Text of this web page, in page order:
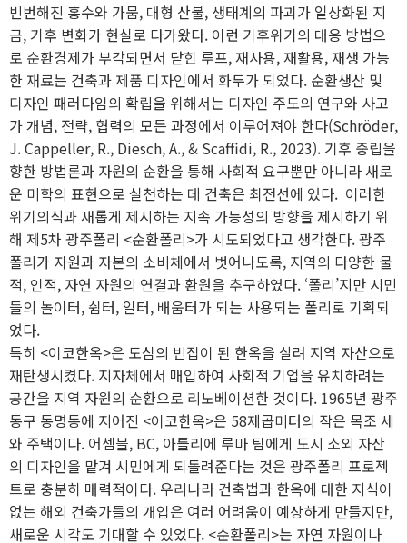
빈번해진 홍수와 가뭄, 대형 산불, 생태계의 파괴가 일상화된 지
금, 기후 변화가 현실로 다가왔다. 이런 기후위기의 대응 방법으
로 순환경제가 부각되면서 닫힌 루프, 재사용, 재활용, 재생 가능
한 재료는 건축과 제품 디자인에서 화두가 되었다. 순환생산 및
디자인 패러다임의 확립을 위해서는 디자인 주도의 연구와 사고
가 개념, 전략, 협력의 모든 과정에서 이루어져야 한다(Schröder,
J. Cappeller, R., Diesch, A., & Scaffidi, R., 2023). 기후 중립을
향한 방법론과 자원의 순환을 통해 사회적 요구뿐만 아니라 새로
운 미학의 표현으로 실천하는 데 건축은 최전선에 있다. 이러한
위기의식과 새롭게 제시하는 지속 가능성의 방향을 제시하기 위
해 제5차 광주폴리 <순환폴리>가 시도되었다고 생각한다. 광주
폴리가 자원과 자본의 소비체에서 벗어나도록, 지역의 다양한 물
적, 인적, 자연 자원의 연결과 환원을 추구하였다. ‘폴리’지만 시민
들의 놀이터, 쉼터, 일터, 배움터가 되는 사용되는 폴리로 기획되
었다.
특히 <이코한옥>은 도심의 빈집이 된 한옥을 살려 지역 자산으로
재탄생시켰다. 지자체에서 매입하여 사회적 기업을 유치하려는
공간을 지역 자원의 순환으로 리노베이션한 것이다. 1965년 광주
동구 동명동에 지어진 <이코한옥>은 58제곱미터의 작은 목조 세
와 주택이다. 어셈블, BC, 아틀리에 루마 팀에게 도시 소외 자산
의 디자인을 맡겨 시민에게 되돌려준다는 것은 광주폴리 프로젝
트로 충분히 매력적이다. 우리나라 건축법과 한옥에 대한 지식이
없는 해외 건축가들의 개입은 여러 어려움이 예상하게 만들지만,
새로운 시각도 기대할 수 있었다. <순환폴리>는 자연 자원이나